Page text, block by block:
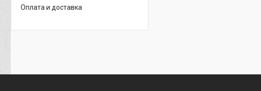
Оплата и доставка